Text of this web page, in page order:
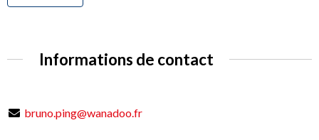
Informations de contact
bruno.ping@wanadoo.fr